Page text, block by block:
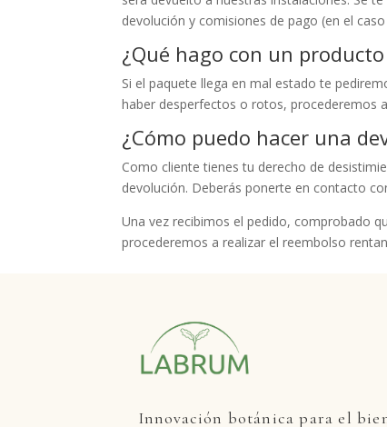
devolución y comisiones de pago (en el
¿Qué hago con un
Si el paquete llega en mal estado te
haber desperfectos o rotos, procederemos
¿Cómo puedo hacer una
Como cliente tienes tu derecho de
devolución. Deberás ponerte en contacto
Una vez recibimos el pedido, comprobado
procederemos a realizar el reembolso
Innovación botánica para el